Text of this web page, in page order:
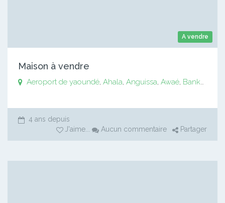
A vendre
Maison à vendre
Aeroport de yaoundé, Ahala, Anguissa, Awaé, Bankomo
4 ans depuis
J'aime ... Aucun commentaire Partager